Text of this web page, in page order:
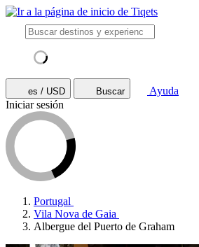
es / USD Buscar
Ayuda
Iniciar sesión
Portugal
Vila Nova de Gaia
Albergue del Puerto de Graham